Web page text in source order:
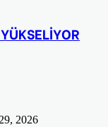
2026